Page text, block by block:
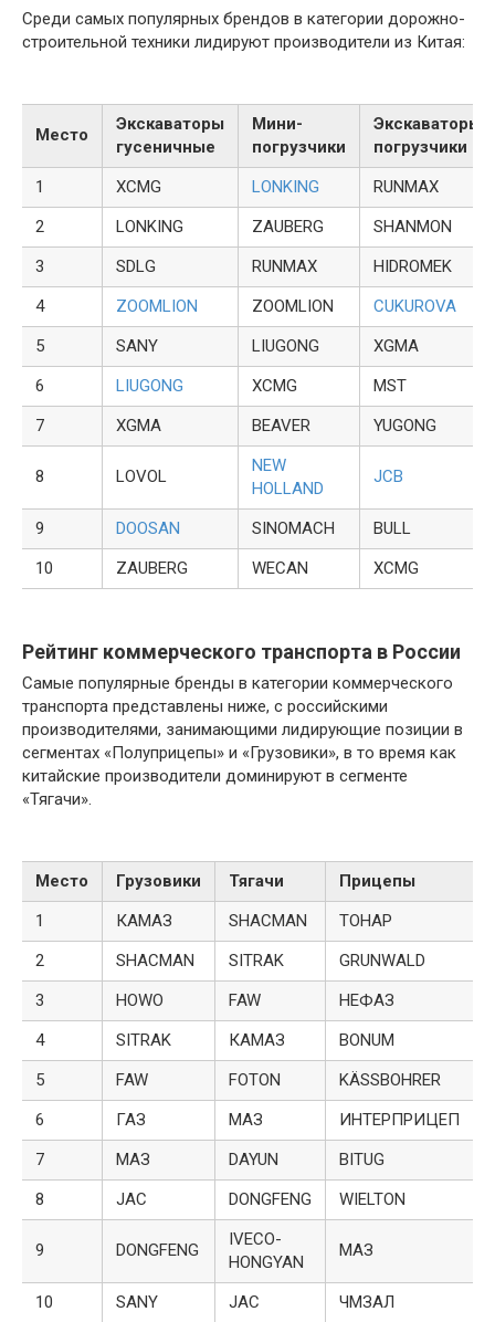
Среди самых популярных брендов в категории дорожно-
строительной техники лидируют производители из Китая:
Место
Экскаваторы
гусеничные
Мини-
погрузчики
Экскаваторы-
погрузчики
1
XCMG LONKING
RUNMAX
2
LONKING ZAUBERG
SHANMON
3
SDLG RUNMAX
HIDROMEK
4
ZOOMLION ZOOMLION
CUKUROVA
5
SANY LIUGONG
XGMA
6
LIUGONG XCMG
MST
7
XGMA BEAVER YUGONG
8 LOVOL
NEW
HOLLAND
JCB
9 DOOSAN SINOMACH
BULL
10
ZAUBERG WECAN XCMG
Рейтинг коммерческого транспорта в России
Самые популярные бренды в категории коммерческого
транспорта представлены ниже, с российскими
производителями, занимающими лидирующие позиции в
сегментах «Полуприцепы» и «Грузовики», в то время как
китайские производители доминируют в сегменте
«Тягачи».
Место Грузовики Тягачи
Прицепы
1
КАМАЗ SHACMAN
ТОНАР
2
SHACMAN SITRAK
GRUNWALD
3
HOWO FAW
НЕФАЗ
4
SITRAK КАМАЗ
BONUM
5
FAW FOTON
KÄSSBOHRER
6
ГАЗ МАЗ
ИНТЕРПРИЦЕП
7
МАЗ DAYUN
BITUG
8
JAC DONGFENG WIELTON
9 DONGFENG
IVECO-
HONGYAN
МАЗ
10 SANY JAC ЧМЗАЛ